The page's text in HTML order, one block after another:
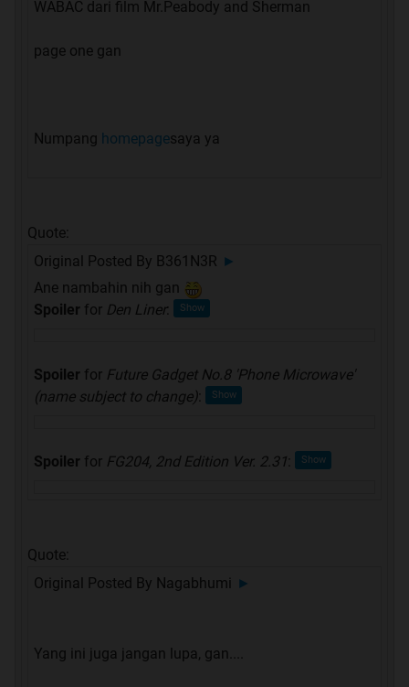
WABAC dari film Mr.Peabody and Sherman
page one gan
Numpang homepagesaya ya
Quote:
Original Posted By B361N3R ►
Ane nambahin nih gan
Spoiler for Den Liner:
Spoiler for Future Gadget No.8 'Phone Microwave'
(name subject to change)
Spoiler for FG204, 2nd Edition Ver. 2.31
Quote:
Original Posted By Nagabhumi ►
Yang ini juga jangan lupa, gan....